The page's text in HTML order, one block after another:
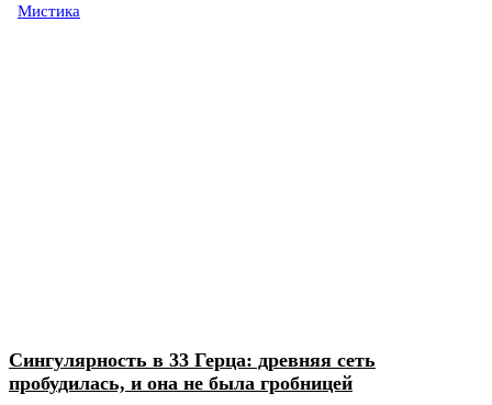
Мистика
Сингулярность в 33 Герца: древняя сеть
пробудилась, и она не была гробницей